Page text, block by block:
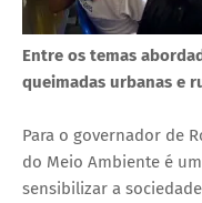
Entre os temas
queimadas urbanas e
Para o governador de
do Meio Ambiente é
sensibilizar a